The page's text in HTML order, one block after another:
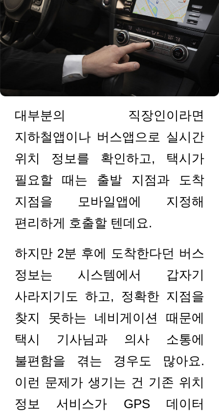
대부분의 직장인이라면
지하철앱이나 버스앱으로 실시간
위치 정보를 확인하고, 택시가
필요할 때는 출발 지점과 도착
지점을 모바일앱에 지정해
편리하게 호출할 텐데요.
하지만 2분 후에 도착한다던 버스
정보는 시스템에서 갑자기
사라지기도 하고, 정확한 지점을
찾지 못하는 네비게이션 때문에
택시 기사님과 의사 소통에
불편함을 겪는 경우도 많아요.
이런 문제가 생기는 건 기존 위치
정보 서비스가 GPS 데이터